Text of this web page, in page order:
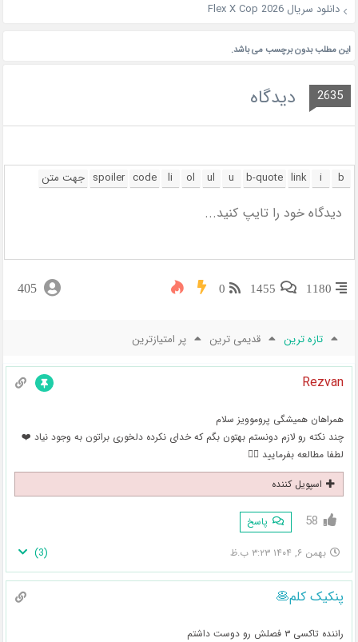
دانلود سریال Flex X Cop 2026
این مطلب بدون برچسب می باشد.
2635 دیدگاه
1180
1455
0
405
تازه ترین قدیمی ترین پر امتیازترین
Rezvan
همراهان همیشگی پروموویز سلام
چند نکته رو لازم دونستم بهتون بگم که خدای نکرده دلخوری براتون به وجود نیاد ❤️
لطفا مطالعه بفرمایید 👇🏻
اسپویل کننده
58 پاسخ
بهمن ۶, ۱۴۰۴ ۳:۲۳ ب.ظ (
3
)
پنکیک کلم🥞
راننده تاکسی ۳ فصلش رو دوست داشتم